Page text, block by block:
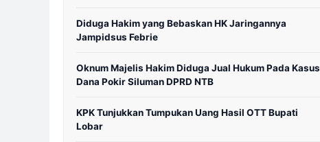
Diduga Hakim yang Bebaskan HK Jaringannya
Jampidsus Febrie
Oknum Majelis Hakim Diduga Jual Hukum Pada Kasus
Dana Pokir Siluman DPRD NTB
KPK Tunjukkan Tumpukan Uang Hasil OTT Bupati
Lobar